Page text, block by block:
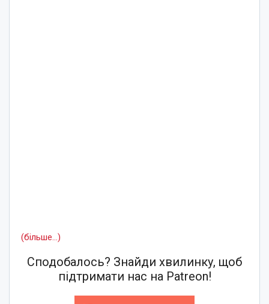
(більше…)
Сподобалось? Знайди хвилинку, щоб
підтримати нас на Patreon!